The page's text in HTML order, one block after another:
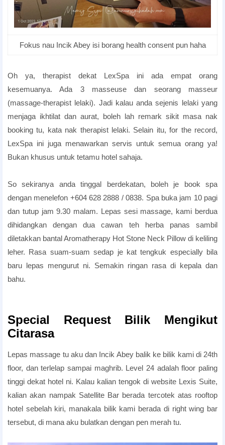
Fokus nau Incik Abey isi borang health consent pun haha
Oh ya, therapist dekat LexSpa ini ada empat orang
kesemuanya. Ada 3 masseuse dan seorang masseur
(massage-therapist lelaki). Jadi kalau anda sejenis lelaki yang
menjaga ikhtilat dan aurat, boleh lah remark sikit masa nak
booking tu, kata nak therapist lelaki. Selain itu, for the record,
LexSpa ini juga menawarkan servis untuk semua orang ya!
Bukan khusus untuk tetamu hotel sahaja.
So sekiranya anda tinggal berdekatan, boleh je book spa
dengan menelefon +604 628 2888 / 0838. Spa buka jam 10 pagi
dan tutup jam 9.30 malam. Lepas sesi massage, kami berdua
dihidangkan dengan dua cawan teh herba panas sambil
diletakkan bantal Aromatherapy Hot Stone Neck Pillow di keliling
leher. Rasa suam-suam sedap je kat tengkuk especially bila
baru lepas mengurut ni. Semakin ringan rasa di kepala dan
bahu.
Special Request Bilik Mengikut
Citarasa
Lepas massage tu aku dan Incik Abey balik ke bilik kami di 24th
floor, dan terlelap sampai maghrib. Level 24 adalah floor paling
tinggi dekat hotel ni. Kalau kalian tengok di website Lexis Suite,
kalian akan nampak Satellite Bar berada tercotek atas rooftop
hotel sebelah kiri, manakala bilik kami berada di right wing bar
tersebut, di mana aku bulatkan dengan pen merah tu.